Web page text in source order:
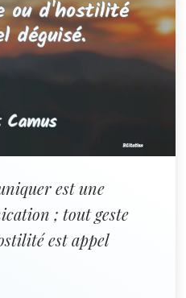
est une
; tout geste
est appel